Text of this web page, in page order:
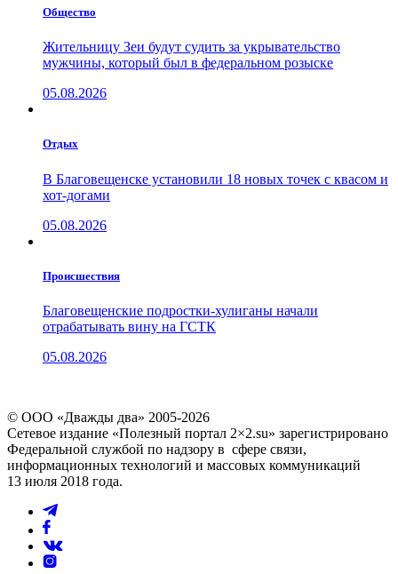
Общество
Жительницу Зеи будут судить за укрывательство
мужчины, который был в федеральном розыске
05.08.2026
Отдых
В Благовещенске установили 18 новых точек с квасом и
хот-догами
05.08.2026
Проиcшествия
Благовещенские подростки-хулиганы начали
отрабатывать вину на ГСТК
05.08.2026
© ООО «Дважды два» 2005-2026
Сетевое издание «Полезный портал 2×2.su» зарегистрировано
Федеральной службой по надзору в сфере связи,
информационных технологий и массовых коммуникаций
13 июля 2018 года.